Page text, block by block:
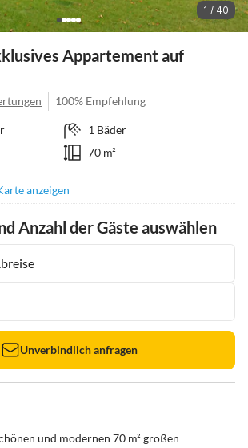
1 / 40
Appartement auf
100% Empfehlung
1 Bäder
70 m²
anzeigen
Anzahl der Gäste auswählen
Unverbindlich anfragen
und modernen 70 m² großen